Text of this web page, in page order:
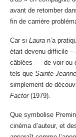
avant de retomber
fin de carrière
Car si Laura n’a
était devenu difficile –
câblées – de voir ou
tels que Sainte Jeanne
simplement de
Factor (1979).
Que symbolise
cinéma d’auteur, et